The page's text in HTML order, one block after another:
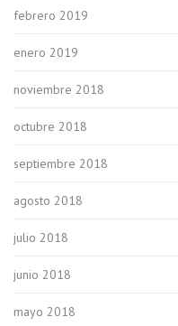
febrero 2019
enero 2019
noviembre 2018
octubre 2018
septiembre 2018
agosto 2018
julio 2018
junio 2018
mayo 2018